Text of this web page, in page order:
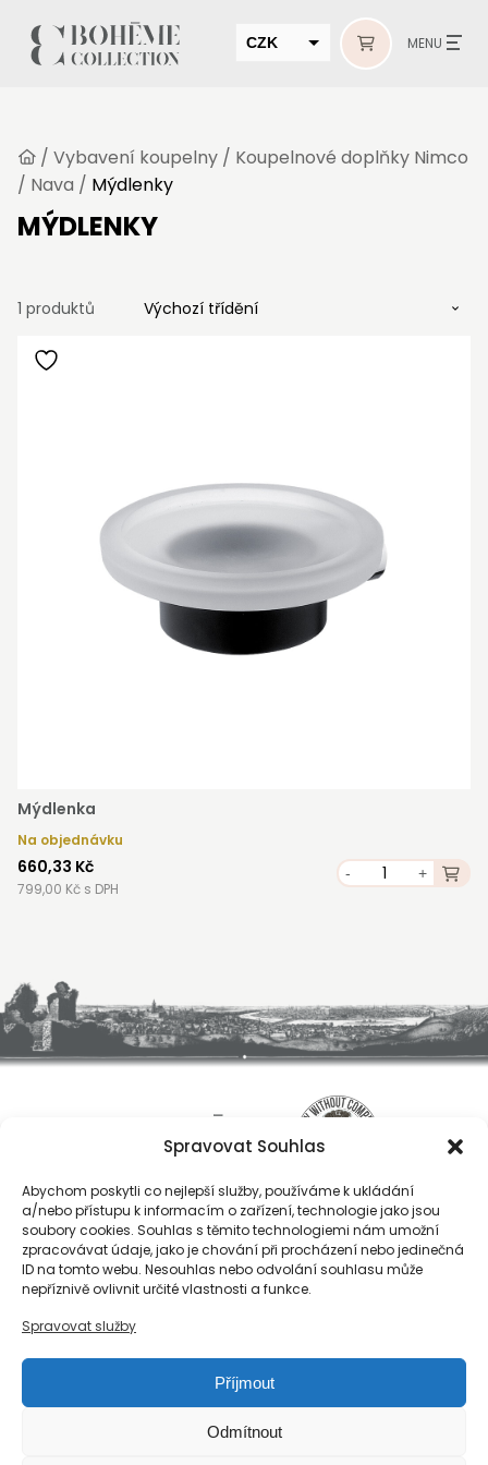
Spravovat Souhlas
Abychom poskytli co nejlepší služby, používáme k ukládání
a/nebo přístupu k informacím o zařízení, technologie jako jsou
soubory cookies. Souhlas s těmito technologiemi nám umožní
zpracovávat údaje, jako je chování při procházení nebo jedinečná
ID na tomto webu. Nesouhlas nebo odvolání souhlasu může
nepříznivě ovlivnit určité vlastnosti a funkce.
Spravovat služby
Příjmout
Odmítnout
CZK
MUR
MENU
/ Vybavení koupelny / Koupelnové doplňky Nimco
/ Nava / Mýdlenky
MÝDLENKY
1 produktů
Mýdlenka
Na objednávku
660,33 Kč
799,00 Kč s DPH
- +
O nás
Obchodní podmínky
Zásady ochrany osobních údajů